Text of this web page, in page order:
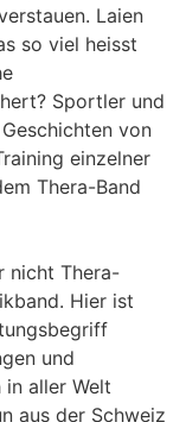
Laien
so viel heisst
Sportler und
von
einzelner
Thera-Band
nicht Thera-
Hier ist
und
aller Welt
aus der Schweiz